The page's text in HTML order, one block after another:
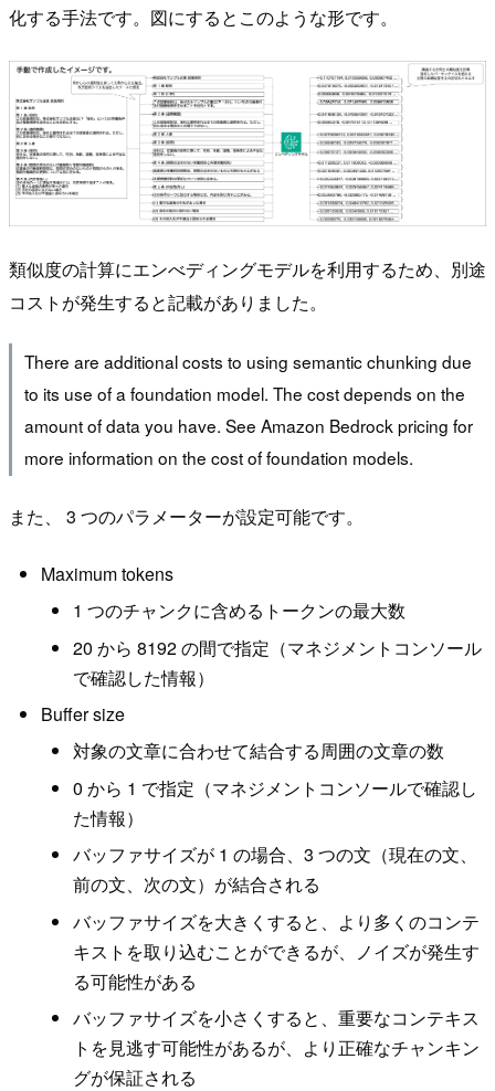
化する手法です。図にするとこのような形です。
類似度の計算にエンべディングモデルを利用するため、別途
コストが発生すると記載がありました。
There are additional costs to using semantic chunking due
to its use of a foundation model. The cost depends on the
amount of data you have. See Amazon Bedrock pricing for
more information on the cost of foundation models.
また、 3 つのパラメーターが設定可能です。
Maximum tokens
1 つのチャンクに含めるトークンの最大数
20 から 8192 の間で指定（マネジメントコンソール
で確認した情報）
Buffer size
対象の文章に合わせて結合する周囲の文章の数
0 から 1 で指定（マネジメントコンソールで確認し
た情報）
バッファサイズが 1 の場合、3 つの文（現在の文、
前の文、次の文）が結合される
バッファサイズを大きくすると、より多くのコンテ
キストを取り込むことができるが、ノイズが発生す
る可能性がある
バッファサイズを小さくすると、重要なコンテキス
トを見逃す可能性があるが、より正確なチャンキン
グが保証される